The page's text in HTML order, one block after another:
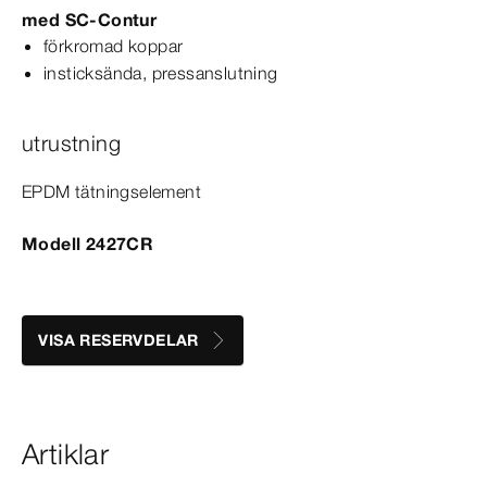
med SC‑Contur
förkromad koppar
insticksända, pressanslutning
utrustning
EPDM tätningselement
Modell 2427CR
VISA RESERVDELAR
Artiklar